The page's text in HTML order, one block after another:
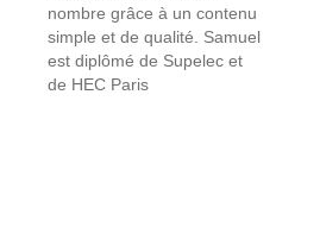
nombre grâce à un contenu
simple et de qualité. Samuel
est diplômé de Supelec et
de HEC Paris